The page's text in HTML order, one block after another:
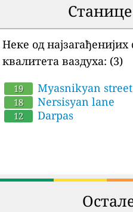
Неке од
квалитета ваздуха: (3)
19 Myasnikyan street
18 Nersisyan lane
12 Darpas